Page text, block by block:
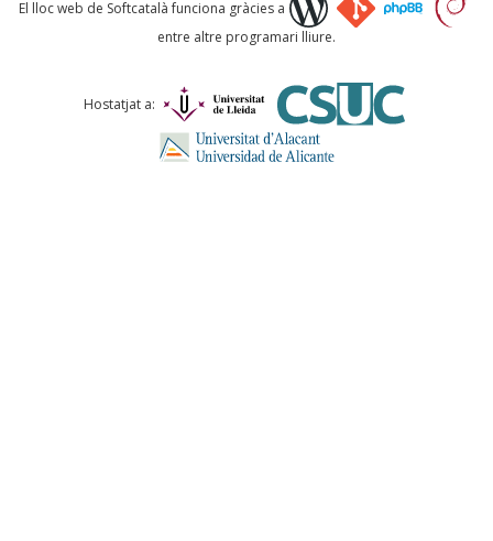
Comentari *
El lloc web de Softcatalà funciona gràcies a
entre altre programari lliure.
Hostatjat a: